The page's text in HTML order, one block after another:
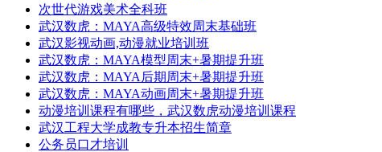
次世代游戏美术全科班
武汉数虎：MAYA高级特效周末基础班
武汉影视动画,动漫就业培训班
武汉数虎：MAYA模型周末+暑期提升班
武汉数虎：MAYA后期周末+暑期提升班
武汉数虎：MAYA动画周末+暑期提升班
动漫培训课程有哪些，武汉数虎动漫培训课程
武汉工程大学成教专升本招生简章
公务员口才培训